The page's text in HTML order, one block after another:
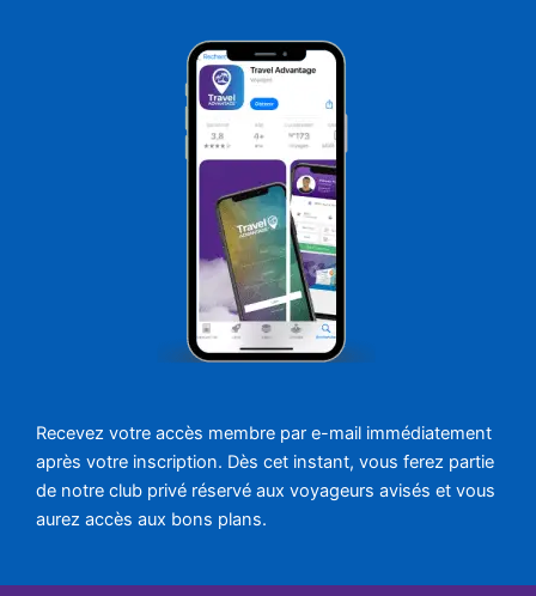
Recevez votre accès membre par e-mail immédiatement
après votre inscription. Dès cet instant, vous ferez partie
de notre club privé réservé aux voyageurs avisés et vous
aurez accès aux bons plans.